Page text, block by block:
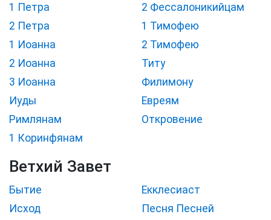
1 Петра
2 Петра
1 Иоанна
2 Иоанна
3 Иоанна
Иуды
Римлянам
1 Коринфянам
2 Фессалоникийцам
1 Тимофею
2 Тимофею
Титу
Филимону
Евреям
Откровение
Ветхий Завет
Бытие
Исход
Екклесиаст
Песня Песней